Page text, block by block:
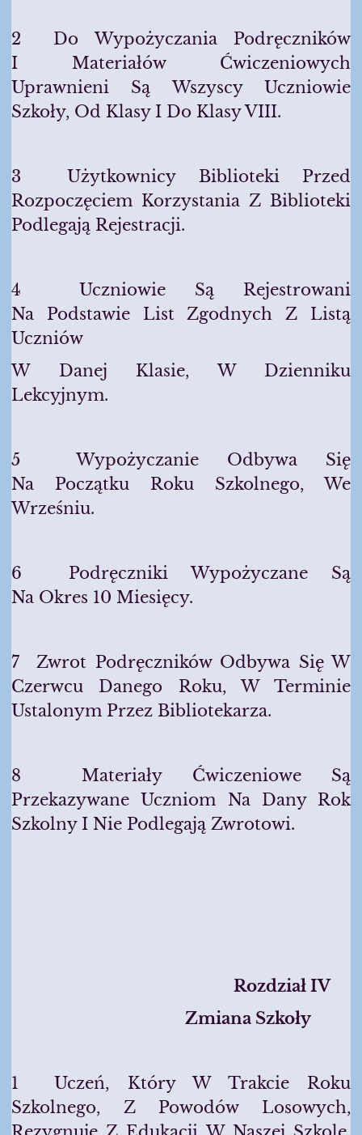
2 Do Wypożyczania Podręczników
I Materiałów Ćwiczeniowych
Uprawnieni Są Wszyscy Uczniowie
Szkoły, Od Klasy I Do Klasy VIII.
3 Użytkownicy Biblioteki Przed
Rozpoczęciem Korzystania Z Biblioteki
Podlegają Rejestracji.
4 Uczniowie Są Rejestrowani
Na Podstawie List Zgodnych Z Listą
Uczniów
W Danej Klasie, W Dzienniku
Lekcyjnym.
5 Wypożyczanie Odbywa Się
Na Początku Roku Szkolnego, We
Wrześniu.
6 Podręczniki Wypożyczane Są
Na Okres 10 Miesięcy.
7 Zwrot Podręczników Odbywa Się W
Czerwcu Danego Roku, W Terminie
Ustalonym Przez Bibliotekarza.
8 Materiały Ćwiczeniowe Są
Przekazywane Uczniom Na Dany Rok
Szkolny I Nie Podlegają Zwrotowi.
RozdziaŁ IV
Zmiana SzkoŁy
1 Uczeń, Który W Trakcie Roku
Szkolnego, Z Powodów Losowych,